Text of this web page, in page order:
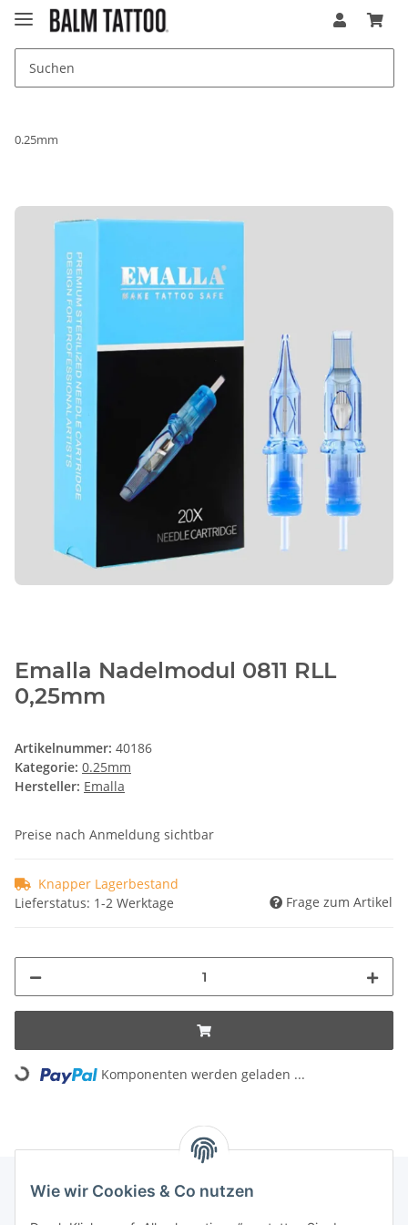
0.25mm
Emalla Nadelmodul 0811 RLL
0,25mm
Artikelnummer: 40186
Kategorie: 0.25mm
Hersteller: Emalla
Preise nach Anmeldung sichtbar
Knapper Lagerbestand
Lieferstatus: 1-2 Werktage
Frage zum Artikel
Loading... Komponenten werden geladen ...
Wie wir Cookies & Co nutzen